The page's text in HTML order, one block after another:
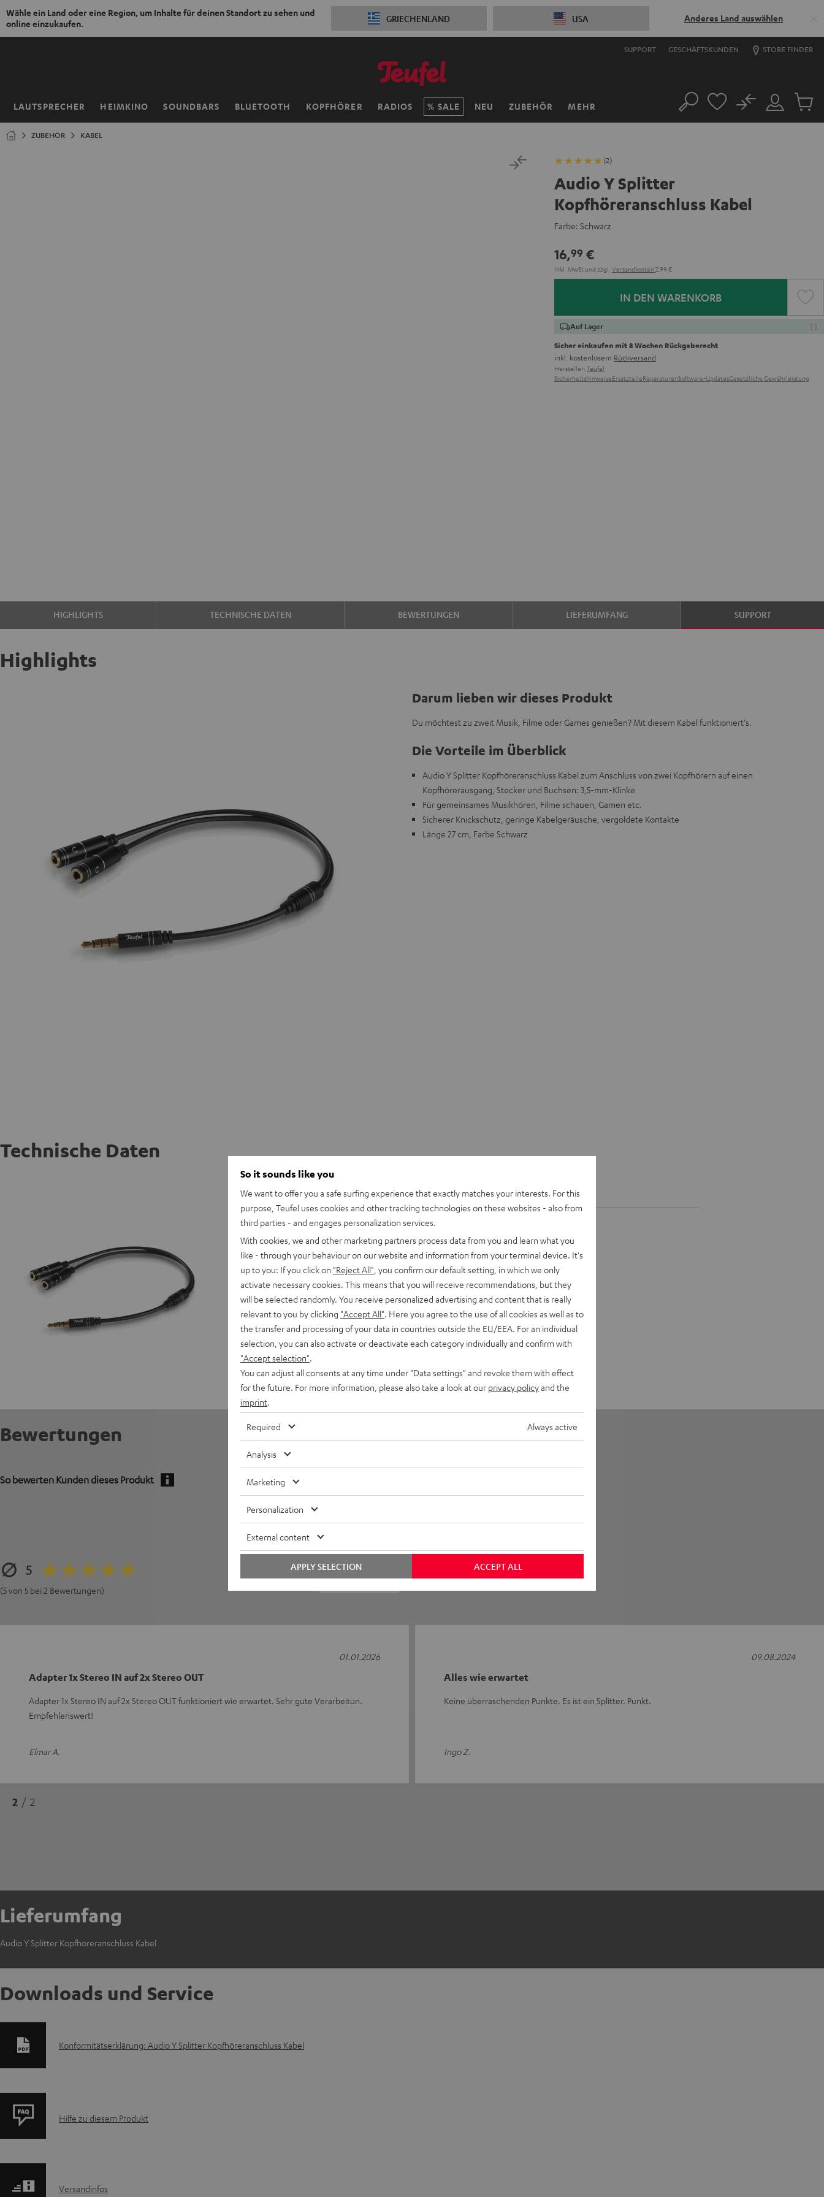
Wähle ein Land oder eine Region, um Inhalte für deinen Standort zu sehen und
online einzukaufen.
GRIECHENLAND USA Anderes Land auswählen
ZUM
SUPPORT GESCHÄFTSKUNDEN STORE FINDER
LAUTSPRECHER HEIMKINO SOUNDBARS BLUETOOTH KOPFHÖRER RADIOS SALE NEU ZUBEHÖR MEHR
Startseite Suche
Mein
Konto
No
Artikel
ZUBEHÖR KABEL
(2)
Audio Y Splitter
Kopfhöreranschluss Kabel
Farbe: Schwarz
16,99 €
Inkl. MwSt und zzgl. Versandkosten 2,99 €
IN DEN WARENKORB
Auf Lager
Sicher einkaufen mit 8 Wochen Rückgaberecht
inkl. kostenlosem Rückversand
Hersteller: Teufel
SicherheitshinweiseErsatzteileReparaturenSoftware-UpdatesGesetzliche Gewährleistung
HIGHLIGHTS TECHNISCHE DATEN BEWERTUNGEN LIEFERUMFANG SUPPORT
Highlights
Darum lieben wir dieses Produkt
Du möchtest zu zweit Musik, Filme oder Games genießen? Mit diesem Kabel funktioniert's.
Die Vorteile im Überblick
Audio Y Splitter Kopfhöreranschluss Kabel zum Anschluss von zwei Kopfhörern auf einen
Kopfhörerausgang, Stecker und Buchsen: 3,5-mm-Klinke
Für gemeinsames Musikhören, Filme schauen, Gamen etc.
Sicherer Knickschutz, geringe Kabelgeräusche, vergoldete Kontakte
Länge 27 cm, Farbe Schwarz
Technische Daten
Audio Y Splitter Kopfhöreranschluss Kabel
Bewertungen
So bewerten Kunden dieses Produkt
5
(5 von 5 bei 2 Bewertungen)
5
2
Adapter 1x Stereo IN auf 2x Stereo OUT
Adapter 1x Stereo IN auf 2x Stereo OUT funktioniert wie erwartet. Sehr gute Verarbeitun.
Empfehlenswert!
Elmar A.
01.01.2026
Alles wie erwartet
Keine überraschenden Punkte. Es ist ein Splitter. Punkt.
Ingo Z.
09.08.2024
2 / 2
Lieferumfang
Audio Y Splitter Kopfhöreranschluss Kabel
Downloads und Service
D
u
Konformitätserklärung: Audio Y Splitter Kopfhöreranschluss Kabel
P
Hilfe zu diesem Produkt
I
Versandinfos
So it sounds like you
We want to offer you a safe surfing experience that exactly matches your interests. For this
purpose, Teufel uses cookies and other tracking technologies on these websites - also from
third parties - and engages personalization services.
With cookies, we and other marketing partners process data from you and learn what you
like - through your behaviour on our website and information from your terminal device. It's
up to you: If you click on "Reject All" , you confirm our default setting, in which we only
activate necessary cookies. This means that you will receive recommendations, but they
will be selected randomly. You receive personalized advertising and content that is really
relevant to you by clicking "Accept All" . Here you agree to the use of all cookies as well as to
the transfer and processing of your data in countries outside the EU/EEA. For an individual
selection, you can also activate or deactivate each category individually and confirm with
"Accept selection"
You can adjust all consents at any time under "Data settings" and revoke them with effect
for the future. For more information, please also take a look at our privacy policyand the
imprint
Required Always active
Analysis
Marketing
Personalization
External content
ACCEPT ALL
APPLY SELECTION